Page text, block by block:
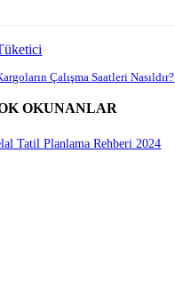
Çalışma Saatleri Nasıldır?
OKUNANLAR
Tatil Planlama Rehberi 2024